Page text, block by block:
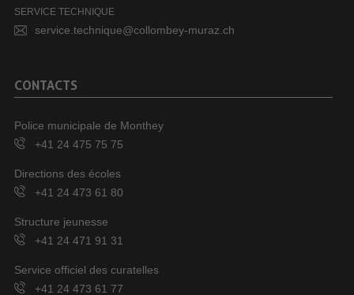
SERVICE TECHNIQUE
service.technique@collombey-muraz.ch
CONTACTS
Police municipale de Monthey
+41 24 475 75 75
Directions des écoles
+41 24 473 61 80
Structure jeunesse
+41 24 471 91 31
Service officiel des curatelles
+41 24 473 61 77